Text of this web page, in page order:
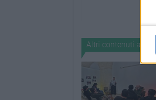
Altri contenuti a tema